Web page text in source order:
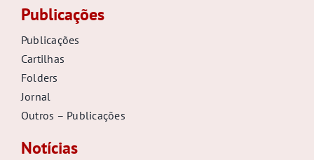
Publicações
Publicações
Cartilhas
Folders
Jornal
Outros – Publicações
Notícias